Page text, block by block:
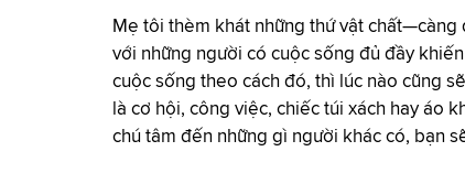
Mẹ tôi thèm khát những thứ vật
với những người có cuộc sống đủ đầy
cuộc sống theo cách đó, thì lúc nào cũng
là cơ hội, công việc, chiếc túi xách hay áo
chú tâm đến những gì người khác có, bạn